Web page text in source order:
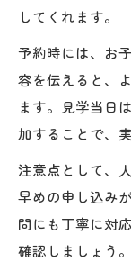
してくれます。
予約時には、お
容を伝えると、
ます。見学当日
加することで、
注意点として、
早めの申し込み
問にも丁寧に対
確認しましょう。